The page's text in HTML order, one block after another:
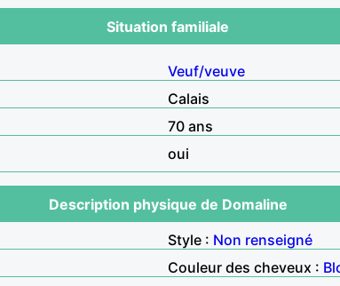
Situation familiale
Veuf/veuve
Calais
70 ans
oui
Description physique de Domaline
Style : Non renseigné
Couleur des cheveux :